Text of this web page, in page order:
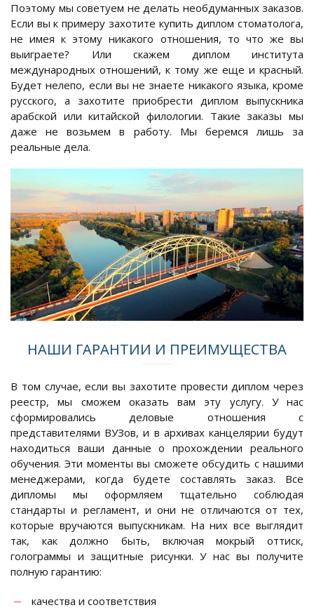
Поэтому мы советуем не делать необдуманных заказов.
Если вы к примеру захотите купить диплом стоматолога,
не имея к этому никакого отношения, то что же вы
выиграете? Или скажем диплом института
международных отношений, к тому же еще и красный.
Будет нелепо, если вы не знаете никакого языка, кроме
русского, а захотите приобрести диплом выпускника
арабской или китайской филологии. Такие заказы мы
даже не возьмем в работу. Мы беремся лишь за
реальные дела.
НАШИ ГАРАНТИИ И ПРЕИМУЩЕСТВА
В том случае, если вы захотите провести диплом через
реестр, мы сможем оказать вам эту услугу. У нас
сформировались деловые отношения с
представителями ВУЗов, и в архивах канцелярии будут
находиться ваши данные о прохождении реального
обучения. Эти моменты вы сможете обсудить с нашими
менеджерами, когда будете составлять заказ. Все
дипломы мы оформляем тщательно соблюдая
стандарты и регламент, и они не отличаются от тех,
которые вручаются выпускникам. На них все выглядит
так, как должно быть, включая мокрый оттиск,
голограммы и защитные рисунки. У нас вы получите
полную гарантию:
качества и соответствия